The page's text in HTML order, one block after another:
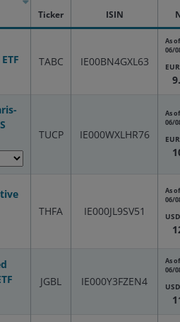
Ticker ISIN
TABC IE00BN4GXL63
As of
06/
EUR
TUCP IE000WXLHR76
As of
06/
EUR
THFA IE000JL9SV51
As of
06/
USD
JGBL IE000Y3FZEN4
As of
06/
USD